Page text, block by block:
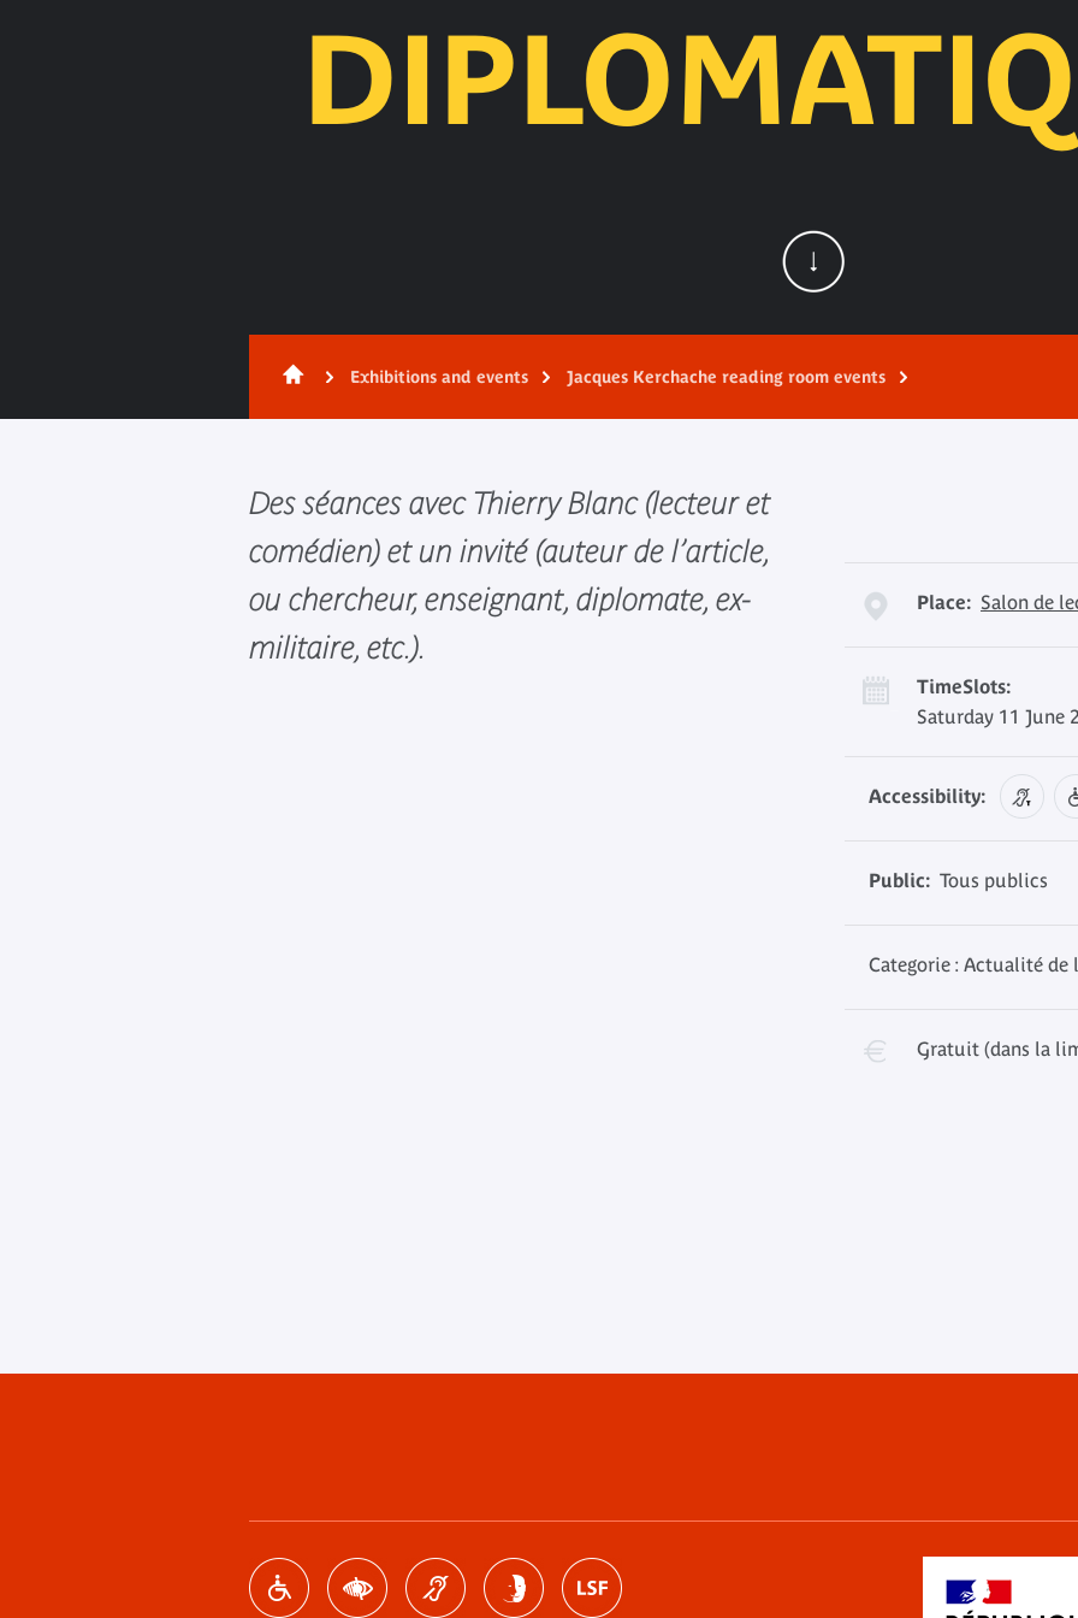
Exhibitions and events Jacques Kerchache reading room events
Des séances avec Thierry Blanc (lecteur et
comédien) et un invité (auteur de l’article,
ou chercheur, enseignant, diplomate, ex-
militaire, etc.).
Place: Salon de
TimeSlots:
Saturday 11 June
Accessibility:
Public: Tous publics
Categorie : Actualité
Gratuit (dans la
menu